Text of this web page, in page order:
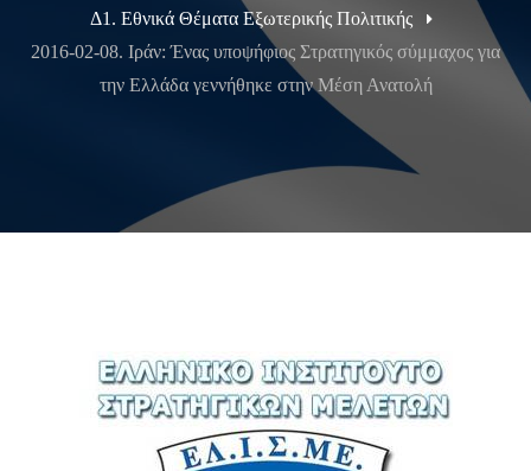
Δ1. Εθνικά Θέματα Εξωτερικής Πολιτικής
2016-02-08. Ιράν: Ένας υποψήφιος Στρατηγικός σύμμαχος για
την Ελλάδα γεννήθηκε στην Μέση Ανατολή